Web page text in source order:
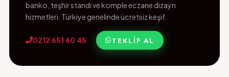
banko, teşhir standı ve komple eczane dizayn
hizmetleri. Türkiye genelinde ücretsiz keşif.
0212 651 60 45 TEKLIF AL